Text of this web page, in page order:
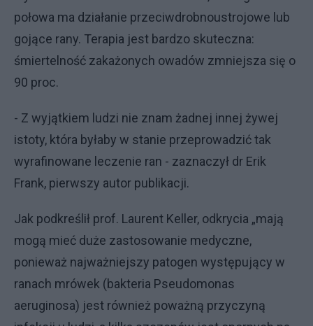
połowa ma działanie przeciwdrobnoustrojowe lub
gojące rany. Terapia jest bardzo skuteczna:
śmiertelność zakażonych owadów zmniejsza się o
90 proc.
- Z wyjątkiem ludzi nie znam żadnej innej żywej
istoty, która byłaby w stanie przeprowadzić tak
wyrafinowane leczenie ran - zaznaczył dr Erik
Frank, pierwszy autor publikacji.
Jak podkreślił prof. Laurent Keller, odkrycia „mają
mogą mieć duże zastosowanie medyczne,
ponieważ najważniejszy patogen występujący w
ranach mrówek (bakteria Pseudomonas
aeruginosa) jest również poważną przyczyną